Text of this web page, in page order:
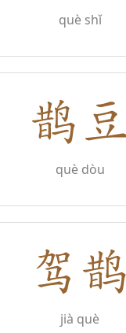
què shǐ
què dòu
jià què